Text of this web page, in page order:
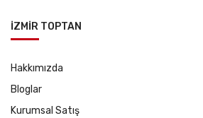
İZMİR TOPTAN
Hakkımızda
Bloglar
Kurumsal Satış